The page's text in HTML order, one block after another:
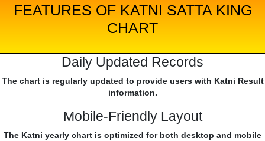
FEATURES OF KATNI SATTA KING
CHART
Daily Updated Records
The chart is regularly updated to provide users with Katni Result
information.
Mobile-Friendly Layout
The Katni yearly chart is optimized for both desktop and mobile